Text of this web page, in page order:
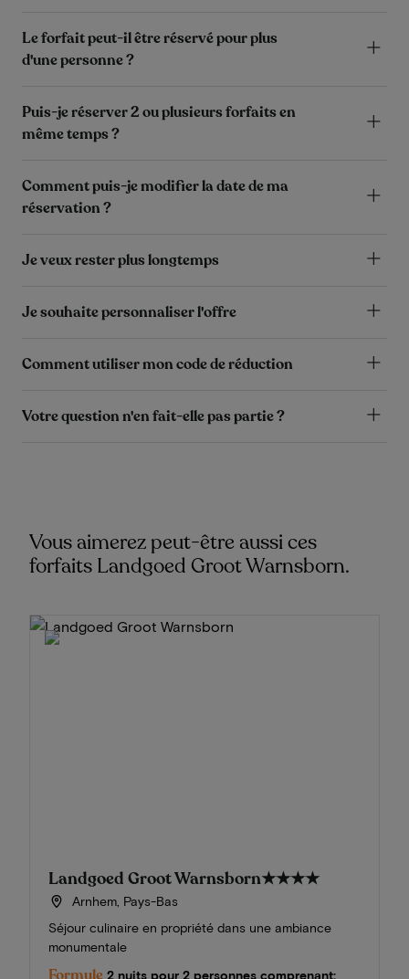
Le forfait peut-il être réservé pour plus
d'une personne ?
Puis-je réserver 2 ou plusieurs forfaits en
même temps ?
Comment puis-je modifier la date de ma
réservation ?
Je veux rester plus longtemps
Je souhaite personnaliser l'offre
Comment utiliser mon code de réduction
Votre question n'en fait-elle pas partie ?
Vous aimerez peut-être aussi ces
forfaits Landgoed Groot Warnsborn.
Landgoed Groot Warnsborn★★★★
Arnhem, Pays-Bas
Séjour culinaire en propriété dans une ambiance
monumentale
2 nuits pour 2 personnes comprenant: